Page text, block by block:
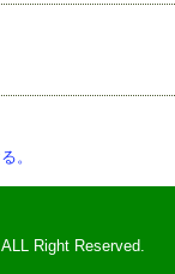
。
Right Reserved.